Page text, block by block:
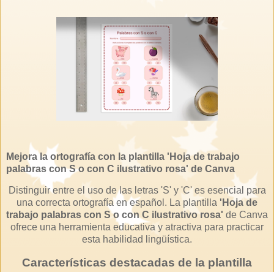
Mejora la ortografía con la plantilla 'Hoja de trabajo
palabras con S o con C ilustrativo rosa' de Canva
Distinguir entre el uso de las letras 'S' y 'C' es esencial para
una correcta ortografía en español. La plantilla 'Hoja de
trabajo palabras con S o con C ilustrativo rosa' de Canva
ofrece una herramienta educativa y atractiva para practicar
esta habilidad lingüística.
Características destacadas de la plantilla